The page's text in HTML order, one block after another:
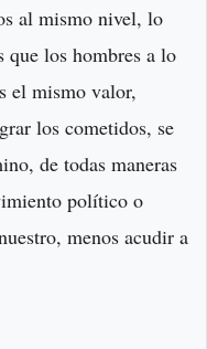
al mismo nivel, lo
que los hombres a lo
el mismo valor,
los cometidos, se
de todas maneras
político o
menos acudir a